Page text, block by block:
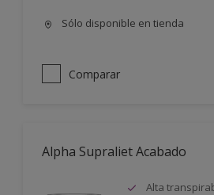
Sólo disponible en tienda
Comparar
Alpha Supraliet Acabado
Alta